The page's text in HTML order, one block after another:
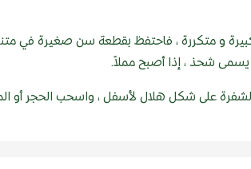
و متكررة ، فاحتفظ بقطعة سن صغيرة في
يسمى شحذ ، إذا أصبح مملاً.
على شكل هلال لأسفل ، واسحب الحجر أو